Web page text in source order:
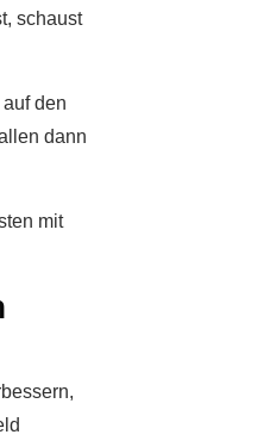
schaust
den
dann
mit